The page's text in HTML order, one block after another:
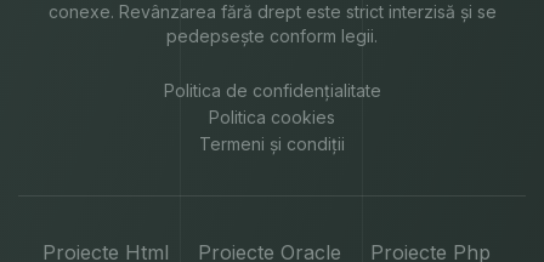
conexe. Revânzarea fără drept este strict interzisă și se
pedepsește conform legii.
Politica de confidențialitate
Politica cookies
Termeni și condiții
Proiecte Html Proiecte Oracle Proiecte Php